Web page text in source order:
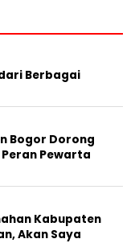
Berbagai
Bogor Dorong
Pewarta
Kabupaten
Akan Saya